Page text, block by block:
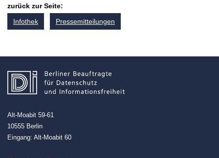
zurück zur Seite:
Infothek
Pressemitteilungen
Alt-Moabit 59-61
10555 Berlin
Eingang: Alt-Moabit 60